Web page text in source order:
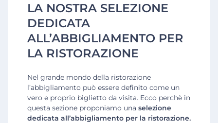
LA NOSTRA SELEZIONE
DEDICATA
ALL’ABBIGLIAMENTO PER
LA RISTORAZIONE
Nel grande mondo della ristorazione
l’abbigliamento può essere definito come un
vero e proprio biglietto da visita. Ecco perchè in
questa sezione proponiamo una selezione
dedicata all’abbigliamento per la ristorazione.